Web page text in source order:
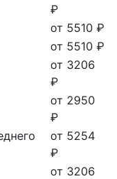
₽
от 5510 ₽
от 5510 ₽
от 3206
₽
от 2950
₽
от 5254
₽
от 3206